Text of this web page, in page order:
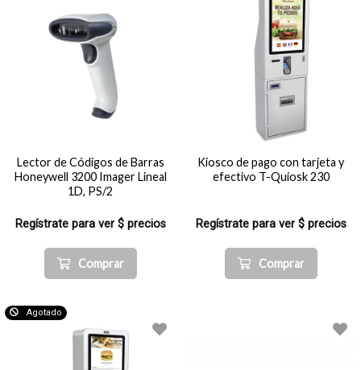
Lector de Códigos de Barras
Honeywell 3200 Imager Lineal
1D, PS/2
Regístrate para ver $ precios
Comprar
Kiosco de pago con tarjeta y
efectivo T-Quiosk 230
Regístrate para ver $ precios
Comprar
Agotado